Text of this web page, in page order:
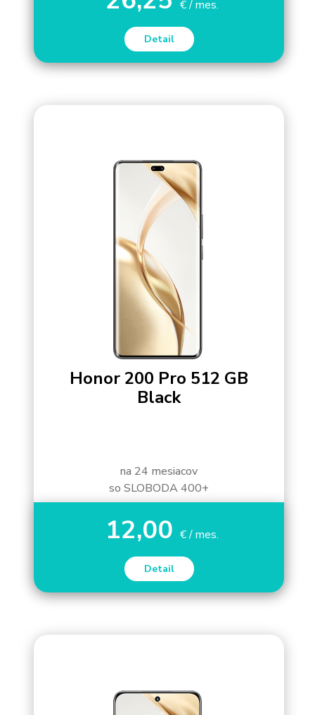
€ / mes.
Detail
Honor 200 Pro 512 GB
Black
na 24 mesiacov
so SLOBODA 400+
12,00 € / mes.
Detail